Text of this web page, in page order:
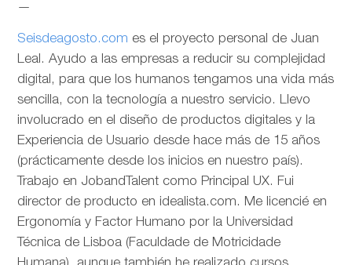
—
Seisdeagosto.com es el proyecto personal de Juan
Leal. Ayudo a las empresas a reducir su complejidad
digital, para que los humanos tengamos una vida más
sencilla, con la tecnología a nuestro servicio. Llevo
involucrado en el diseño de productos digitales y la
Experiencia de Usuario desde hace más de 15 años
(prácticamente desde los inicios en nuestro país).
Trabajo en JobandTalent como Principal UX. Fui
director de producto en idealista.com. Me licencié en
Ergonomía y Factor Humano por la Universidad
Técnica de Lisboa (Faculdade de Motricidade